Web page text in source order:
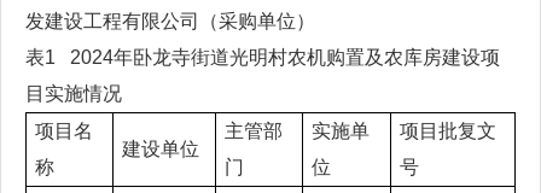
发建设工程有限公司（采购单位）
表1 2024年卧龙寺街道光明村农机购置及农库房建设项
目实施情况
项目名
称
建设单位
主管部
门
实施单
位
项目批复文
号